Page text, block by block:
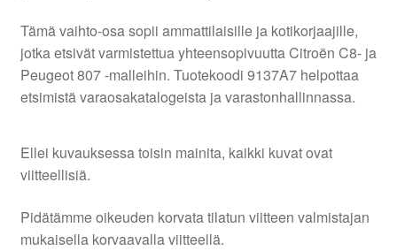
Tämä vaihto-osa sopii ammattilaisille ja kotikorjaajille,
jotka etsivät varmistettua yhteensopivuutta Citroën C8- ja
Peugeot 807 -malleihin. Tuotekoodi 9137A7 helpottaa
etsimistä varaosakatalogeista ja varastonhallinnassa.
Ellei kuvauksessa toisin mainita, kaikki kuvat ovat
viitteellisiä.
Pidätämme oikeuden korvata tilatun viitteen valmistajan
mukaisella korvaavalla viitteellä.